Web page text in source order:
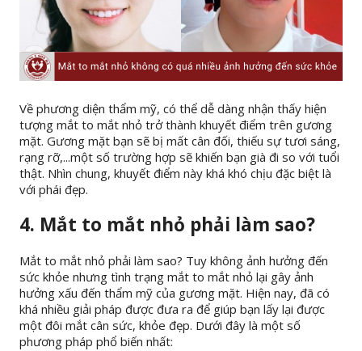
Về phương diện thẩm mỹ, có thể dễ dàng nhận thấy hiện
tượng mắt to mắt nhỏ trở thành khuyết điểm trên gương
mặt. Gương mặt bạn sẽ bị mất cân đối, thiếu sự tươi sáng,
rạng rỡ,...một số trường hợp sẽ khiến bạn già đi so với tuổi
thật. Nhìn chung, khuyết điểm này khá khó chịu đặc biệt là
với phái đẹp.
4. Mắt to mắt nhỏ phải làm sao?
Mắt to mắt nhỏ phải làm sao? Tuy không ảnh hưởng đến
sức khỏe nhưng tình trạng mắt to mắt nhỏ lại gây ảnh
hưởng xấu đến thẩm mỹ của gương mặt. Hiện nay, đã có
khá nhiều giải pháp được đưa ra để giúp bạn lấy lại được
một đôi mắt cân sức, khỏe đẹp. Dưới đây là một số
phương pháp phổ biến nhất: